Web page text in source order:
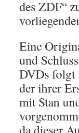
des ZDF“
Eine
und
DVDs folgt
der ihrer
mit Stan
da dieser